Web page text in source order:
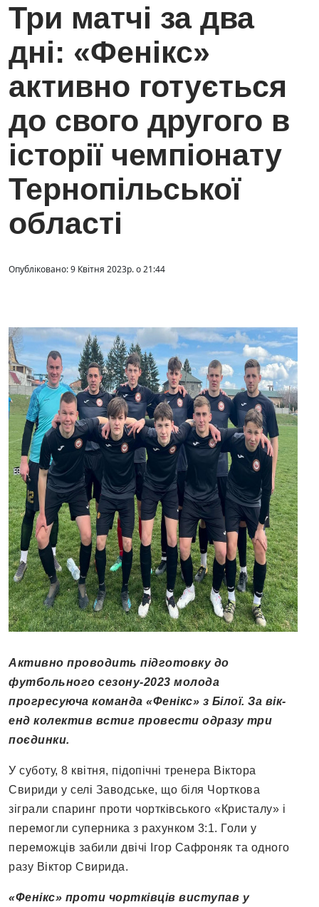
Три матчі за два
дні: «Фенікс»
активно готується
до свого другого в
історії чемпіонату
Тернопільської
області
Опубліковано: 9 Квітня 2023р. о 21:44
Активно проводить підготовку до
футбольного сезону-2023 молода
прогресуюча команда «Фенікс» з Білої. За вік-
енд колектив встиг провести одразу три
поєдинки.
У суботу, 8 квітня, підопічні тренера Віктора
Свириди у селі Заводське, що біля Чорткова
зіграли спаринг проти чортківського «Кристалу» і
перемогли суперника з рахунком 3:1. Голи у
переможців забили двічі Ігор Сафроняк та одного
разу Віктор Свирида.
«Фенікс» проти чортківців виступав у